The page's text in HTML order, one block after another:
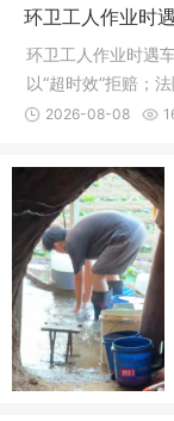
环卫工人作业时
环卫工人作业时遇
以“超时效”拒赔；
工人作业时不幸遭
过两年诉讼...
2026-08-08